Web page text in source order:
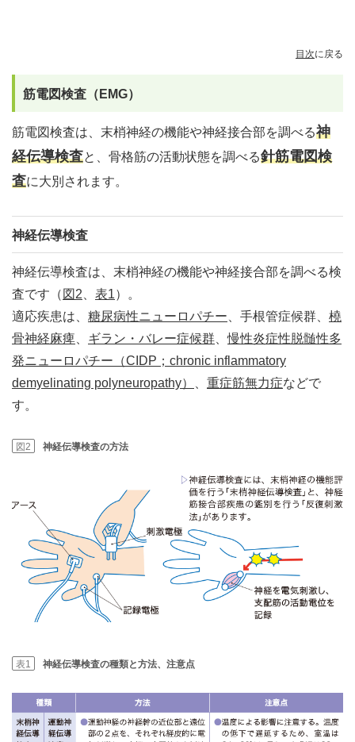
目次に戻る
筋電図検査（EMG）
筋電図検査は、末梢神経の機能や神経接合部を調べる神
経伝導検査と、骨格筋の活動状態を調べる針筋電図検
査に大別されます。
神経伝導検査
神経伝導検査は、末梢神経の機能や神経接合部を調べる検
査です（ 図2 表1）。
適応疾患は、 糖尿病性ニューロパチー 、手根管症候群、 橈
骨神経麻痺
ギラン・バレー症候群 、慢性炎症性脱髄性多
発ニューロパチー（CIDP；chronic inflammatory
demyelinating polyneuropathy）
重症筋無力症などで
す。
図2 神経伝導検査の方法
表1 神経伝導検査の種類と方法、注意点